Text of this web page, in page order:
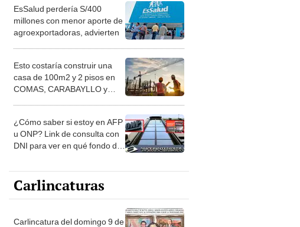
EsSalud perdería S/400
millones con menor aporte de
agroexportadoras, advierten
Esto costaría construir una
casa de 100m2 y 2 pisos en
COMAS, CARABAYLLO y
¿Cómo saber si estoy en AFP
u ONP? Link de consulta con
DNI para ver en qué fondo de
Carlincaturas
Carlincatura del domingo 9 de